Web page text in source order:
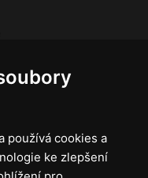
používá cookies a
ke zlepšení
údajů